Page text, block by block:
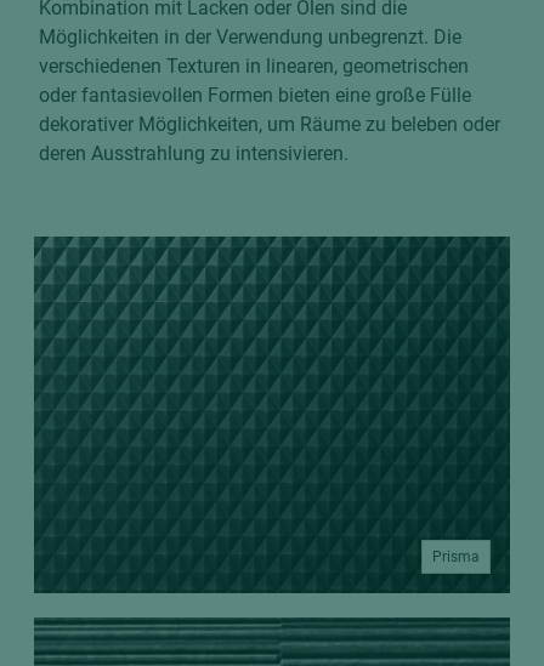
Kombination mit Lacken oder Ölen sind die
Möglichkeiten in der Verwendung unbegrenzt. Die
verschiedenen Texturen in linearen, geometrischen
oder fantasievollen Formen bieten eine große Fülle
dekorativer Möglichkeiten, um Räume zu beleben oder
deren Ausstrahlung zu intensivieren.
Prisma